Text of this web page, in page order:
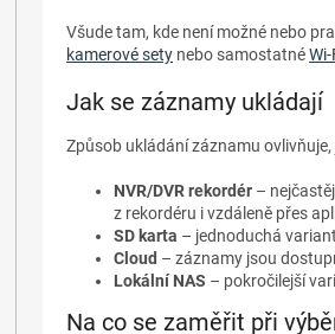
Všude tam, kde není možné nebo
kamerové sety nebo samostatné
Jak se záznamy ukládají
Způsob ukládání záznamu
NVR/DVR rekordér –
z rekordéru i vzdáleně přes
SD karta – jednoduchá
Cloud – záznamy jsou
Lokální NAS – pokročilejší
Na co se zaměřit při